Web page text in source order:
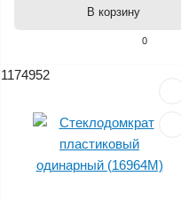
0
В корзину
1174952